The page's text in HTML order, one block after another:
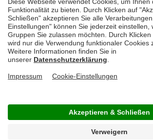
* Greifen Sie schnell zu! Alle angegebenen Preise in
gesetzlichen Mehrwertsteuer. Irrtümer durch Schreib-,
AGB
Verantwortung / CSR Newsletter
Rücksendung
Copyright © by NORMA24 Online-Shop GmbH